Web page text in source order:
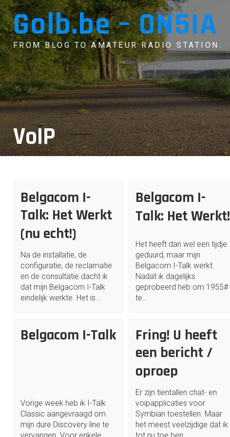
Skip
to
contentGolb.be – ON5IA
FROM BLOG TO AMATEUR RADIO STATION.
VoIP
Belgacom I-
Talk: Het Werkt
(nu echt!)
Na de installatie, de
configuratie, de reclamatie
en de consultatie dacht ik
dat mijn Belgacom I-Talk
eindelijk werkte. Het is…
Belgacom I-
Talk: Het Werkt!
Het heeft dan wel een tijdje
geduurd, maar mijn
Belgacom I-Talk werkt.
Nadat ik dagelijks
geprobeerd heb om 1955#
te…
Belgacom I-Talk
Vorige week heb ik I-Talk
Classic aangevraagd om
mijn dure Discovery line te
Fring! U heeft
een bericht /
oproep
Er zijn tientallen chat- en
voipapplicaties voor
Symbian toestellen. Maar
het meest veelzijdige dat ik